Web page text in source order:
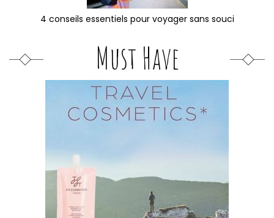
4 conseils essentiels pour voyager sans souci
Must Have